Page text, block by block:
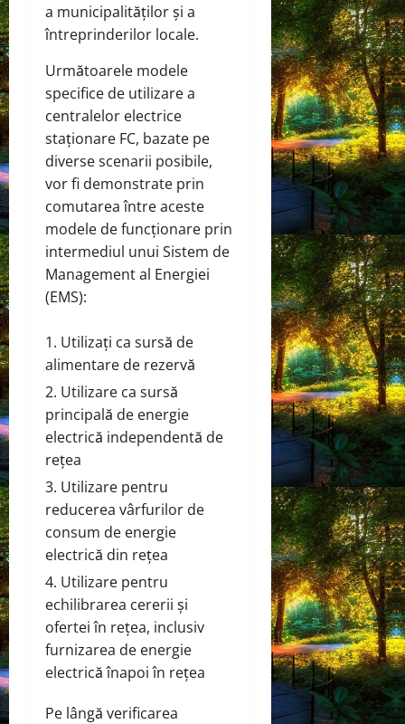
a municipalităților și a
întreprinderilor locale.
Următoarele modele
specifice de utilizare a
centralelor electrice
staționare FC, bazate pe
diverse scenarii posibile,
vor fi demonstrate prin
comutarea între aceste
modele de funcționare prin
intermediul unui Sistem de
Management al Energiei
(EMS):
Utilizați ca sursă de
alimentare de rezervă
Utilizare ca sursă
principală de energie
electrică independentă de
rețea
Utilizare pentru
reducerea vârfurilor de
consum de energie
electrică din rețea
Utilizare pentru
echilibrarea cererii și
ofertei în rețea, inclusiv
furnizarea de energie
electrică înapoi în rețea
Pe lângă verificarea